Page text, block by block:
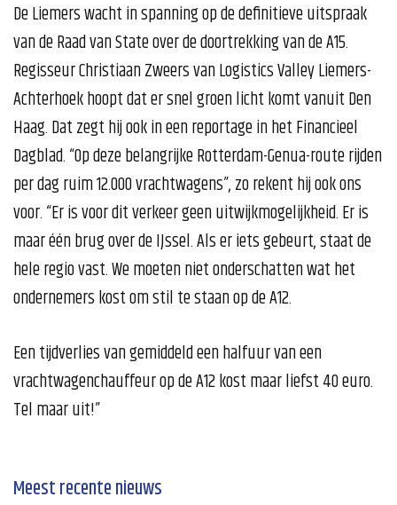
De Liemers wacht in spanning op de definitieve uitspraak
van de Raad van State over de doortrekking van de A15.
Regisseur Christiaan Zweers van Logistics Valley Liemers-
Achterhoek hoopt dat er snel groen licht komt vanuit Den
Haag. Dat zegt hij ook in een reportage in het Financieel
Dagblad. “Op deze belangrijke Rotterdam-Genua-route rijden
per dag ruim 12.000 vrachtwagens”, zo rekent hij ook ons
voor. “Er is voor dit verkeer geen uitwijkmogelijkheid. Er is
maar één brug over de IJssel. Als er iets gebeurt, staat de
hele regio vast. We moeten niet onderschatten wat het
ondernemers kost om stil te staan op de A12.
Een tijdverlies van gemiddeld een halfuur van een
vrachtwagenchauffeur op de A12 kost maar liefst 40 euro.
Tel maar uit!”
Meest recente nieuws